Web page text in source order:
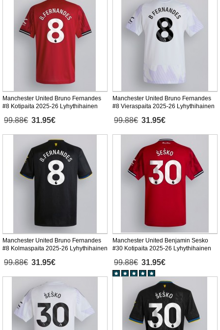
Manchester United Bruno Fernandes
#8 Kotipaita 2025-26 Lyhythihainen
99.88€ 31.95€
Manchester United Bruno Fernandes
#8 Vieraspaita 2025-26 Lyhythihainen
99.88€ 31.95€
Manchester United Bruno Fernandes
#8 Kolmaspaita 2025-26 Lyhythihainen
99.88€ 31.95€
Manchester United Benjamin Sesko
#30 Kotipaita 2025-26 Lyhythihainen
99.88€ 31.95€